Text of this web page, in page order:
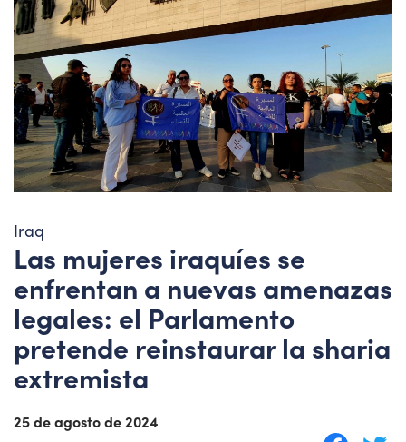
Iraq
Las mujeres iraquíes se
enfrentan a nuevas amenazas
legales: el Parlamento
pretende reinstaurar la sharia
extremista
25 de agosto de 2024